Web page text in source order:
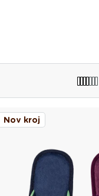
Nov kroj